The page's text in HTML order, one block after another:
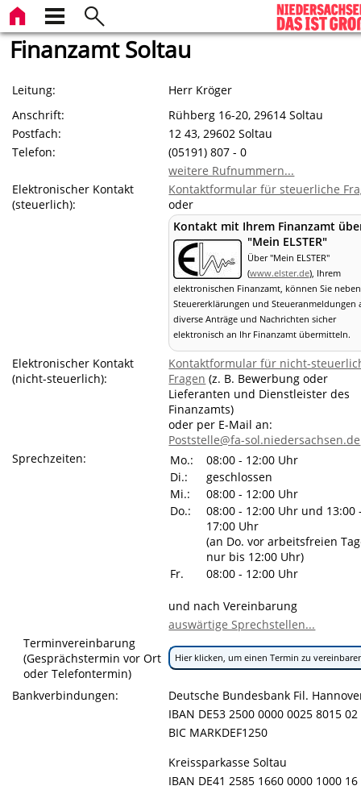
Finanzamt Soltau
Leitung:
Herr Kröger
Anschrift:
Rühberg 16-20, 29614 Soltau
Postfach:
12 43, 29602 Soltau
Telefon:
(05191) 807 - 0
weitere Rufnummern...
Elektronischer Kontakt
(steuerlich):
Kontaktformular für steuerliche
oder
Kontakt mit Ihrem Finanzamt
"Mein ELSTER"
Über "Mein ELSTER"
(www.elster.de), Ihrem
elektronischen Finanzamt, können Sie neben
Steuererklärungen und Steueranmeldungen
diverse Anträge und Nachrichten sicher
elektronisch an Ihr Finanzamt übermitteln.
Elektronischer Kontakt
(nicht-steuerlich):
Kontaktformular für nicht-
Fragen (z. B. Bewerbung oder
Lieferanten und Dienstleister des
Finanzamts)
oder per E-Mail an:
Poststelle@fa-sol.niedersachsen.de
Sprechzeiten:
Mo.:
08:00 - 12:00 Uhr
Di.:
geschlossen
Mi.:
08:00 - 12:00 Uhr
Do.:
08:00 - 12:00 Uhr und 13:00
17:00 Uhr
(an Do. vor arbeitsfreien
nur bis 12:00 Uhr)
Fr.
08:00 - 12:00 Uhr
und nach Vereinbarung
auswärtige Sprechstellen...
Terminvereinbarung
(Gesprächstermin vor Ort
oder Telefontermin)
Hier klicken, um einen Termin zu
Bankverbindungen:
Deutsche Bundesbank Fil.
IBAN DE53 2500 0000 0025 8015 02
BIC MARKDEF1250
Kreissparkasse Soltau
IBAN DE41 2585 1660 0000 1000 16